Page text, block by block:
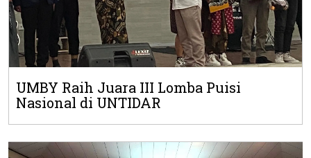
UMBY Raih Juara III Lomba Puisi
Nasional di UNTIDAR